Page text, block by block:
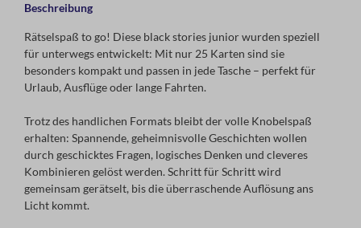
Beschreibung
Rätselspaß to go! Diese black stories junior wurden speziell
für unterwegs entwickelt: Mit nur 25 Karten sind sie
besonders kompakt und passen in jede Tasche – perfekt für
Urlaub, Ausflüge oder lange Fahrten.
Trotz des handlichen Formats bleibt der volle Knobelspaß
erhalten: Spannende, geheimnisvolle Geschichten wollen
durch geschicktes Fragen, logisches Denken und cleveres
Kombinieren gelöst werden. Schritt für Schritt wird
gemeinsam gerätselt, bis die überraschende Auflösung ans
Licht kommt.